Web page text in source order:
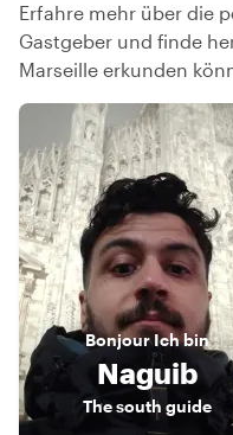
Erfahre mehr über die
Gastgeber und finde
Marseille erkunden
Bonjour Ich bin
Naguib
The south guide